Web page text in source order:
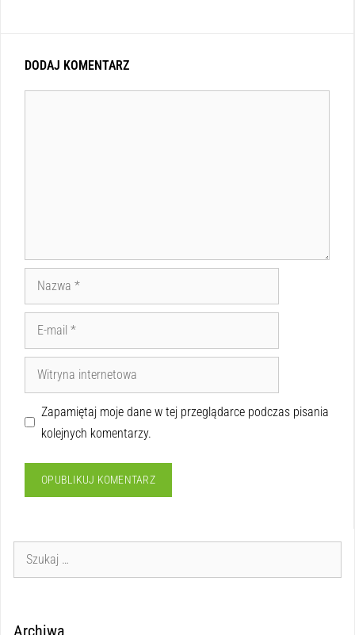
DODAJ KOMENTARZ
Zapamiętaj moje dane w tej przeglądarce podczas pisania
kolejnych komentarzy.
Archiwa